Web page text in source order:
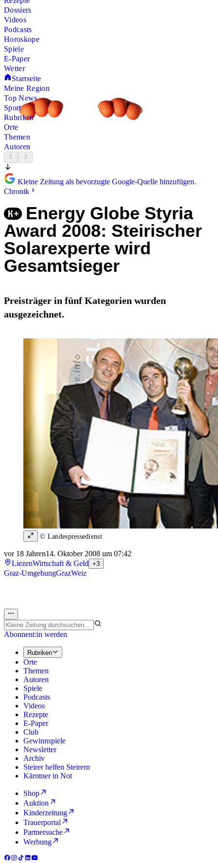
Dossiers
Videos
Podcasts
Horoskope
Spiele
E-Paper
Wetter
Startseite
Meine Region
Top News
Sport
Rubriken
Orte
Themen
Autoren
Kleine Zeitung als bevorzugte Google-Quelle hinzufügen.
Chronik
Energy Globe Styria
Award 2008: Steirischer
Solarexperte wird
Gesamtsieger
Preisträger in fünf Kategorien wurden
ausgezeichnet.
© Landespressedienst
vor 18 Jahren14. Oktober 2008 um 07:42
LiezenWirtschaft & Geld +3
Graz-UmgebungGrazWeiz
Abonnent:in werden
Rubriken
Orte
Themen
Autoren
Spiele
Podcasts
Videos
Rezepte
E-Paper
Club
Gewinnspiele
Newsletter
Archiv
Steirer helfen Steirern
Kärntner in Not
Shop
Auktion
Kinderzeitung
Trauerportal
Partnersuche
Werbung